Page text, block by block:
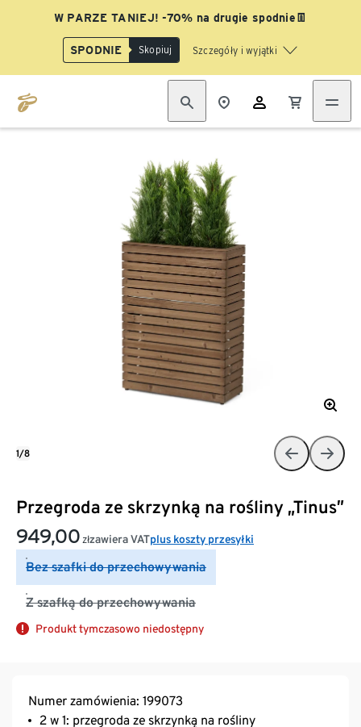
W PARZE TANIEJ! -70% na drugie spodnie👖
SPODNIE Skopiuj Szczegóły i wyjątki
Przegroda ze skrzynką na rośliny „Tinus”
949,00 złzawiera VATplus koszty przesyłki
Bez szafki do przechowywania
Z szafką do przechowywania
Produkt tymczasowo niedostępny
1/8
Numer zamówienia: 199073
2 w 1: przegroda ze skrzynką na rośliny